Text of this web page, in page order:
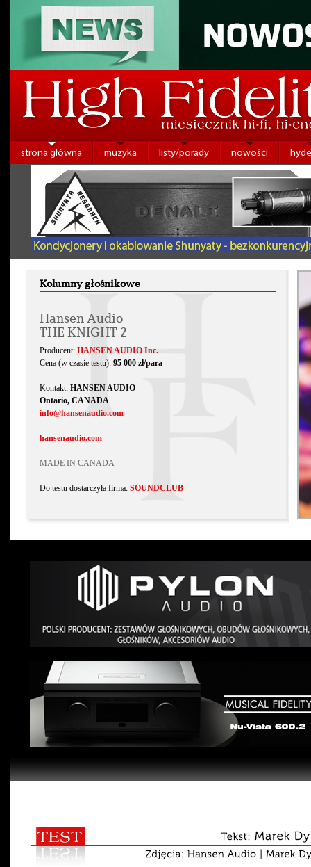
strona główna muzyka listy/porady nowości
Kolumny głośnikowe
Hansen Audio
THE KNIGHT 2
Producent: HANSEN AUDIO Inc.
Cena (w czasie testu): 95 000 zł/para
Kontakt: HANSEN AUDIO
Ontario, CANADA
info@hansenaudio.com
hansenaudio.com
MADE IN CANADA
Do testu dostarczyła firma: SOUNDCLUB